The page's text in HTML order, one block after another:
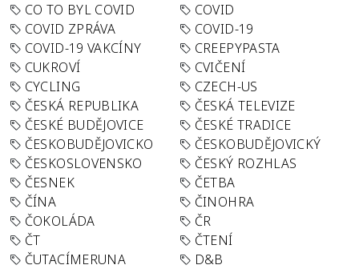
CO TO BYL COVID
COVID
COVID ZPRÁVA
COVID-19
COVID-19 VAKCÍNY
CREEPYPASTA
CUKROVÍ
CVIČENÍ
CYCLING
CZECH-US
ČESKÁ REPUBLIKA
ČESKÁ TELEVIZE
ČESKÉ BUDĚJOVICE
ČESKÉ TRADICE
ČESKOBUDĚJOVICKO
ČESKOBUDĚJOVICKÝ
ČESKOSLOVENSKO
ČESKÝ ROZHLAS
ČESNEK
ČETBA
ČÍNA
ČINOHRA
ČOKOLÁDA
ČR
ČT
ČTENÍ
ČUTACÍMERUNA
D&B